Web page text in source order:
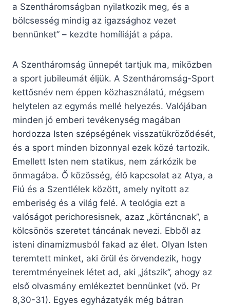
a Szentháromságban nyilatkozik meg, és a
bölcsesség mindig az igazsághoz vezet
bennünket” – kezdte homíliáját a pápa.
A Szentháromság ünnepét tartjuk ma, miközben
a sport jubileumát éljük. A Szentháromság-Sport
kettősnév nem éppen közhasználatú, mégsem
helytelen az egymás mellé helyezés. Valójában
minden jó emberi tevékenység magában
hordozza Isten szépségének visszatükröződését,
és a sport minden bizonnyal ezek közé tartozik.
Emellett Isten nem statikus, nem zárkózik be
önmagába. Ő közösség, élő kapcsolat az Atya, a
Fiú és a Szentlélek között, amely nyitott az
emberiség és a világ felé. A teológia ezt a
valóságot perichoresisnek, azaz „körtáncnak”, a
kölcsönös szeretet táncának nevezi. Ebből az
isteni dinamizmusból fakad az élet. Olyan Isten
teremtett minket, aki örül és örvendezik, hogy
teremtményeinek létet ad, aki „játszik”, ahogy az
első olvasmány emlékeztet bennünket (vö. Pr
8,30-31). Egyes egyházatyák még bátran